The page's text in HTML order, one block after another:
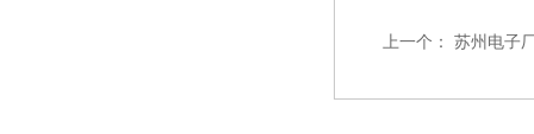
上一个： 苏州电子